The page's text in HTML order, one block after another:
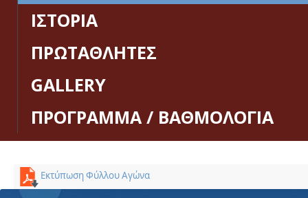
ΙΣΤΟΡΙΑ
ΠΡΩΤΑΘΛΗΤΕΣ
GALLERY
ΠΡΟΓΡΑΜΜΑ / ΒΑΘΜΟΛΟΓΙΑ
Εκτύπωση Φύλλου Αγώνα